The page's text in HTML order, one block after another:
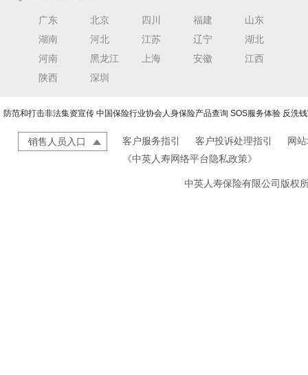
广东 北京 四川 福建
山东
湖南
河北 江苏 辽宁
湖北
河南
黑龙江 上海 安徽
江西
陕西
深圳
防范和打击非法集资宣传 中国保险行业协会人身保险产品查询 SOS服务体验 反洗
销售人员入口 客户服务指引 客户投诉处理指引
网
《中英人寿网络平台隐私政策》
中英人寿保险有限公司版权